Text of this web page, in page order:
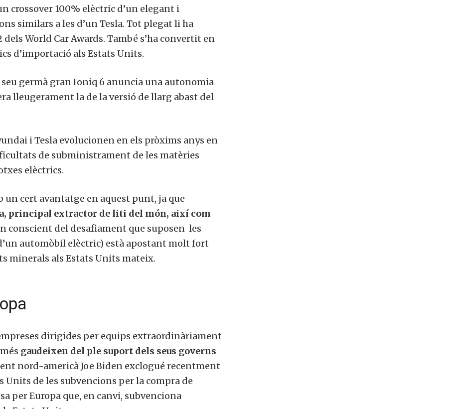
crossover 100% elèctric d’un elegant i
similars a les d’un Tesla. Tot plegat li ha
World Car Awards. També s’ha convertit en
d’importació als Estats Units.
germà gran Ioniq 6 anuncia una autonomia
lleugerament la de la versió de llarg abast del
i Tesla evolucionen en els pròxims anys en
de subministrament de les matèries
elèctrics.
un cert avantatge en aquest punt, ja que
principal extractor de liti del món, així com
conscient del desafiament que suposen les
automòbil elèctric) està apostant molt fort
minerals als Estats Units mateix.
dirigides per equips extraordinàriament
gaudeixen del ple suport dels seus governs
nord-americà Joe Biden exclogué recentment
Units de les subvencions per la compra de
per Europa que, en canvi, subvenciona